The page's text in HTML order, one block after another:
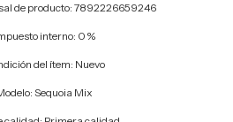
de producto: 7892226659246
interno: 0 %
del ítem: Nuevo
Sequoia Mix